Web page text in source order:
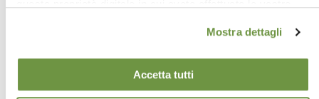
consenso in qualsiasi momento dalla Dichiarazione sui
Approfondisci come vengono elaborati i tuoi dati personali
Mostra dettagli
Accetta tutti